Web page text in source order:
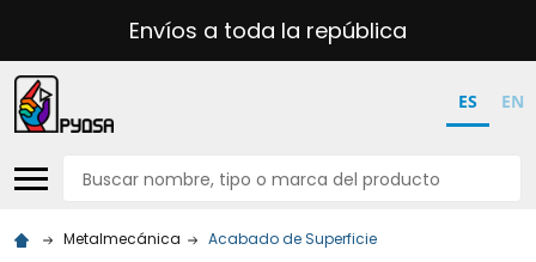
Envíos a toda la república
ES EN
Buscar
Metalmecánica Acabado de Superficie